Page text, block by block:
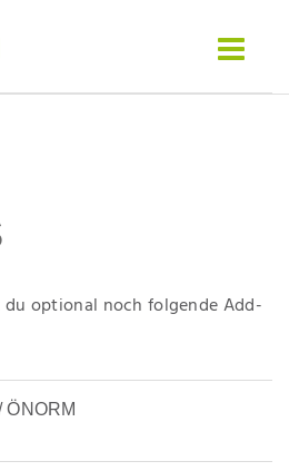
Software
Toggle
optional noch folgende Add-
ÖNORM